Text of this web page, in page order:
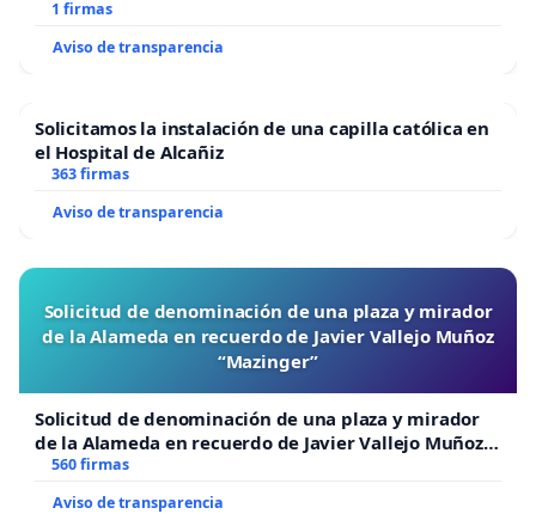
1 firmas
Aviso de transparencia
Solicitamos la instalación de una capilla católica en
el Hospital de Alcañiz
363 firmas
Aviso de transparencia
Solicitud de denominación de una plaza y mirador
de la Alameda en recuerdo de Javier Vallejo Muñoz
“Mazinger”
Solicitud de denominación de una plaza y mirador
de la Alameda en recuerdo de Javier Vallejo Muñoz
“Mazinger”
560 firmas
Aviso de transparencia